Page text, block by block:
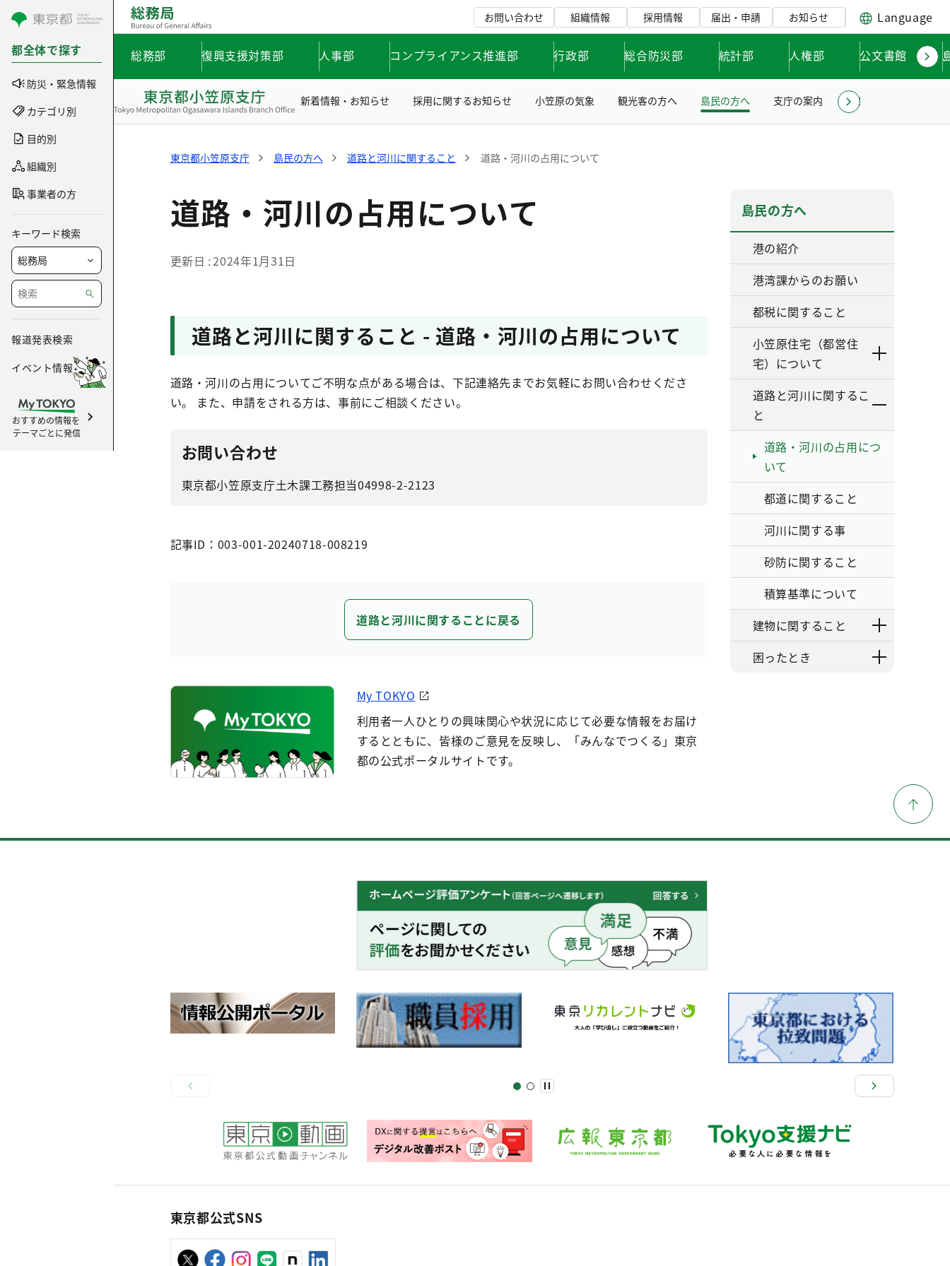
コンテンツにスキップ
都全体で探す
防災・緊急情報
カテゴリ別
目的別
組織別
事業者の方
キーワード検索
報道発表検索
イベント情報
おすすめの情報を
テーマごとに発信
お問い合わせ 組織情報 採用情報 届出・申請 お知らせ Language
総務部 復興支援対策部 人事部 コンプライアンス推進部 行政部 総合防災部 統計部 人権部 公文書館
新着情報・お知らせ 採用に関するお知らせ 小笠原の気象 観光客の方へ 島民の方へ 支庁の案内 小笠原亜熱帯農業セン
東京都小笠原支庁 島民の方へ 道路と河川に関すること 道路・河川の占用について
道路・河川の占用について
更新日 2024年1月31日
道路と河川に関すること - 道路・河川の占用について
道路・河川の占用についてご不明な点がある場合は、下記連絡先までお気軽にお問い合わせくださ
い。 また、申請をされる方は、事前にご相談ください。
お問い合わせ
東京都小笠原支庁土木課工務担当04998-2-2123
記事ID：003-001-20240718-008219
道路と河川に関することに戻る
My TOKYO
利用者一人ひとりの興味関心や状況に応じて必要な情報をお届け
するとともに、皆様のご意見を反映し、「みんなでつくる」東京
都の公式ポータルサイトです。
島民の方へ
港の紹介
港湾課からのお願い
都税に関すること
小笠原住宅（都営住
宅）について
道路と河川に関するこ
と
道路・河川の占用につ
いて
都道に関すること
河川に関する事
砂防に関すること
積算基準について
建物に関すること
困ったとき
東京都公式SNS